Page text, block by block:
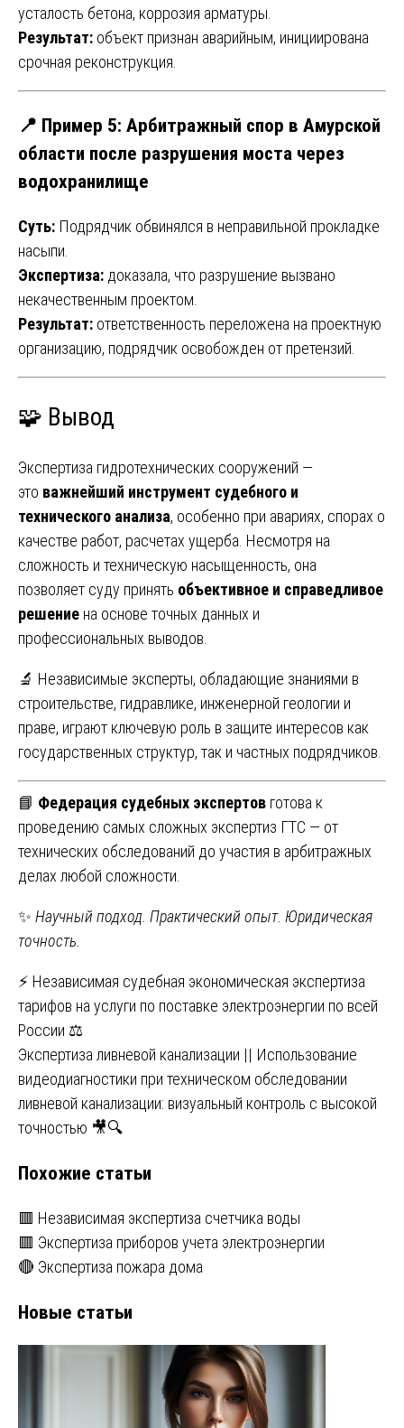
усталость бетона, коррозия арматуры.
Результат: объект признан аварийным, инициирована
срочная реконструкция.
📍 Пример 5: Арбитражный спор в Амурской
области после разрушения моста через
водохранилище
Суть: Подрядчик обвинялся в неправильной прокладке
насыпи.
Экспертиза: доказала, что разрушение вызвано
некачественным проектом.
Результат: ответственность переложена на проектную
организацию, подрядчик освобожден от претензий.
🧩 Вывод
Экспертиза гидротехнических сооружений —
это важнейший инструмент судебного и
технического анализа, особенно при авариях, спорах о
качестве работ, расчетах ущерба. Несмотря на
сложность и техническую насыщенность, она
позволяет суду принять объективное и справедливое
решение на основе точных данных и
профессиональных выводов.
🔬 Независимые эксперты, обладающие знаниями в
строительстве, гидравлике, инженерной геологии и
праве, играют ключевую роль в защите интересов как
государственных структур, так и частных подрядчиков.
📘 Федерация судебных экспертов готова к
проведению самых сложных экспертиз ГТС — от
технических обследований до участия в арбитражных
делах любой сложности.
✨ Научный подход. Практический опыт. Юридическая
точность.
Навигация
по
записям
⚡ Независимая судебная экономическая экспертиза
тарифов на услуги по поставке электроэнергии по всей
России ⚖️
Экспертиза ливневой канализации || Использование
видеодиагностики при техническом обследовании
ливневой канализации: визуальный контроль с высокой
точностью 🎥🔍
Похожие статьи
🟥 Независимая экспертиза счетчика воды
🟥 Экспертиза приборов учета электроэнергии
🔴 Экспертиза пожара дома
Новые статьи